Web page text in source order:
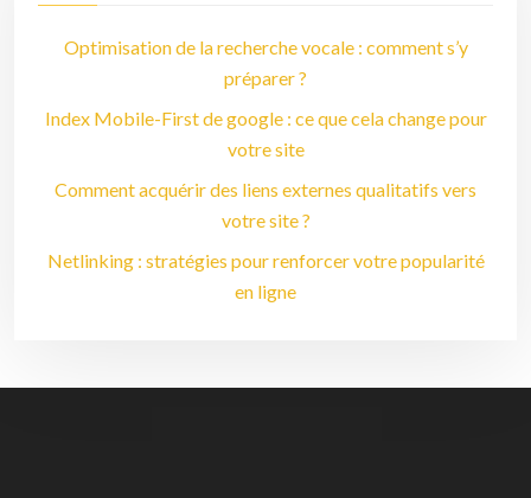
Optimisation de la recherche vocale : comment s’y
préparer ?
Index Mobile-First de google : ce que cela change pour
votre site
Comment acquérir des liens externes qualitatifs vers
votre site ?
Netlinking : stratégies pour renforcer votre popularité
en ligne